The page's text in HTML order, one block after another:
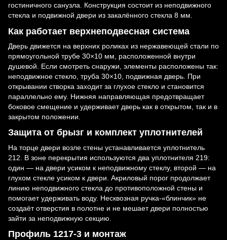
гостиничного санузла. Конструкция состоит из неподвижного
стекла и подвижной двери из закалённого стекла 8 мм.
Как работает верхнеподвесная система
Дверь движется на верхних роликах из нержавеющей стали по
прямоугольной трубе 30×10 мм, расположенной внутри
душевой. Если смотреть снаружи, элементы расположены так:
неподвижное стекло, труба 30×10, подвижная дверь. При
открывании створка заходит за глухое стекло и становится
параллельно ему. Нижняя направляющая предотвращает
боковое смещение и удерживает дверь как в открытом, так и в
закрытом положении.
Защита от брызг и комплект уплотнителей
На торце двери возле стены устанавливается уплотнитель
212. В зоне перекрытия используются два уплотнителя 219:
один — на двери усиком к неподвижному стеклу, второй — на
глухом стекле усиком к двери. Акриловый порог продолжает
линию неподвижного стекла до противоположной стены и
помогает удерживать воду. Несквозная ручка-«блинчик» не
создаёт отверстия в полотне и не мешает двери полностью
зайти за неподвижную секцию.
Профиль 1217-3 и монтаж